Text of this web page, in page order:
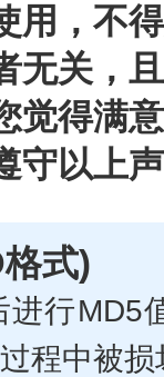
用，不
无关，
觉得满
守以上
式)
行MD5
程中被